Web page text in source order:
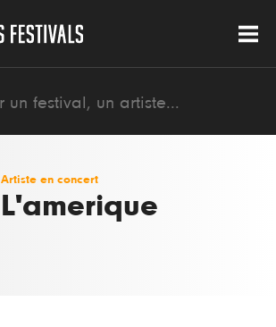
Artiste en concert
L'amerique